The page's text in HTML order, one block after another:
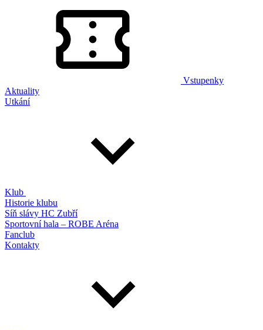
Vstupenky
Aktuality
Utkání
Klub
Historie klubu
Síň slávy HC Zubří
Sportovní hala – ROBE Aréna
Fanclub
Kontakty